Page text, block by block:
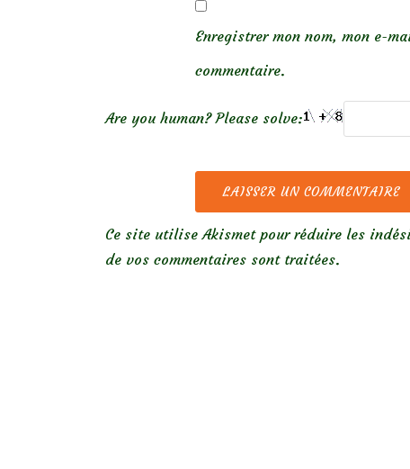
Enregistrer mon nom, mon e-
commentaire.
Are you human? Please solve:
Ce site utilise Akismet pour réduire les
de vos commentaires sont traitées.